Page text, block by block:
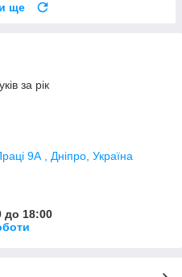
ще
за рік
9А , Дніпро, Україна
до 18:00